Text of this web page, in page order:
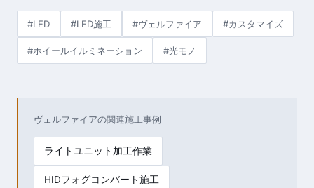
#LED #LED施工 #ヴェルファイア #カスタマイズ
#ホイールイルミネーション #光モノ
ヴェルファイアの関連施工事例
ライトユニット加工作業
HIDフォグコンバート施工